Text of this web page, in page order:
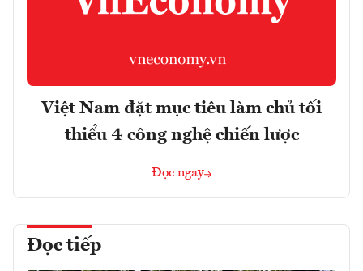
Việt Nam đặt mục tiêu làm chủ tối
thiểu 4 công nghệ chiến lược
Đọc ngay
Đọc tiếp